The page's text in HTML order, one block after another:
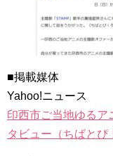
■掲載媒体
Yahoo!ニュース
印西市ご当地ゆる
タビュー（ちばとぴ